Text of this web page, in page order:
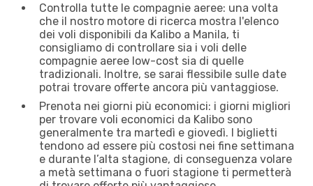
Controlla tutte le compagnie aeree: una volta
che il nostro motore di ricerca mostra l'elenco
dei voli disponibili da Kalibo a Manila, ti
consigliamo di controllare sia i voli delle
compagnie aeree low-cost sia di quelle
tradizionali. Inoltre, se sarai flessibile sulle date
potrai trovare offerte ancora più vantaggiose.
Prenota nei giorni più economici: i giorni migliori
per trovare voli economici da Kalibo sono
generalmente tra martedì e giovedì. I biglietti
tendono ad essere più costosi nei fine settimana
e durante l’alta stagione, di conseguenza volare
a metà settimana o fuori stagione ti permetterà